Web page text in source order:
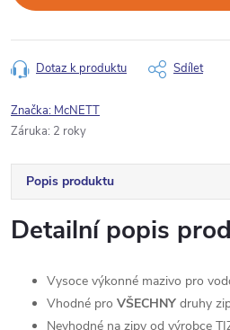
Dotaz k produktu Sdílet
Značka: McNETT
Záruka: 2 roky
Popis produktu
Detailní popis
Vysoce výkonné mazivo pro
Vhodné pro VŠECHNY druhy
Nevhodné na zipy od výrobce